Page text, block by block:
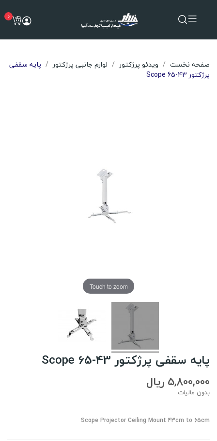
0
صفحه نخست ویدئو پرژکتور لوازم جانبی پرژکتور
پایه سقفی
پرژکتور Scope 65-43
Touch to zoom
پایه سقفی پرژکتور Scope 65-43
5,800,000 ریال
بدون مالیات
Scope Projector Ceiling Mount 43cm to 65cm